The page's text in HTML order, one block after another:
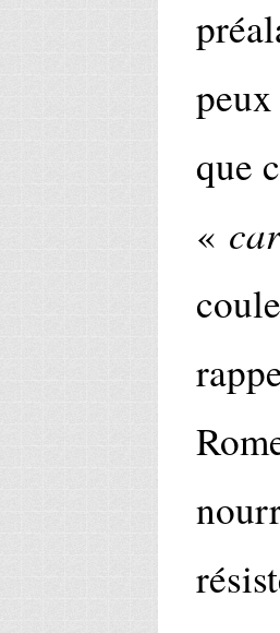
que
«